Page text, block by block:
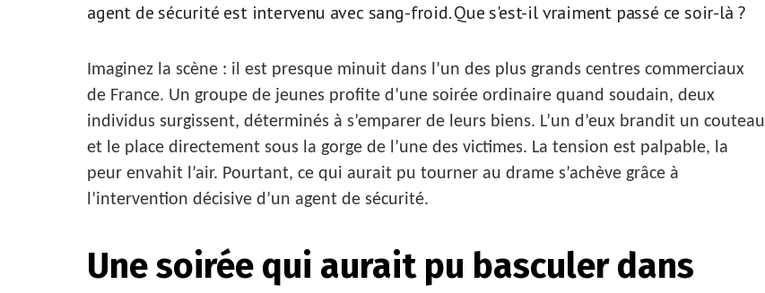
agent de sécurité est intervenu avec sang-froid. Que s'est-il vraiment passé ce soir-là ?
Imaginez la scène : il est presque minuit dans l’un des plus grands centres commerciaux
de France. Un groupe de jeunes profite d’une soirée ordinaire quand soudain, deux
individus surgissent, déterminés à s’emparer de leurs biens. L’un d’eux brandit un couteau
et le place directement sous la gorge de l’une des victimes. La tension est palpable, la
peur envahit l’air. Pourtant, ce qui aurait pu tourner au drame s’achève grâce à
l’intervention décisive d’un agent de sécurité.
Une soirée qui aurait pu basculer dans